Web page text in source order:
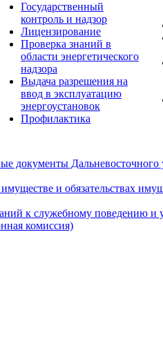
Государственный
контроль и надзор
Лицензирование
Проверка знаний в
области энергетического
надзора
Выдача разрешения на
ввод в эксплуатацию
энергоустановок
Профилактика
документы Дальневосточного
и обязательствах
к служебному поведению и
комиссия)